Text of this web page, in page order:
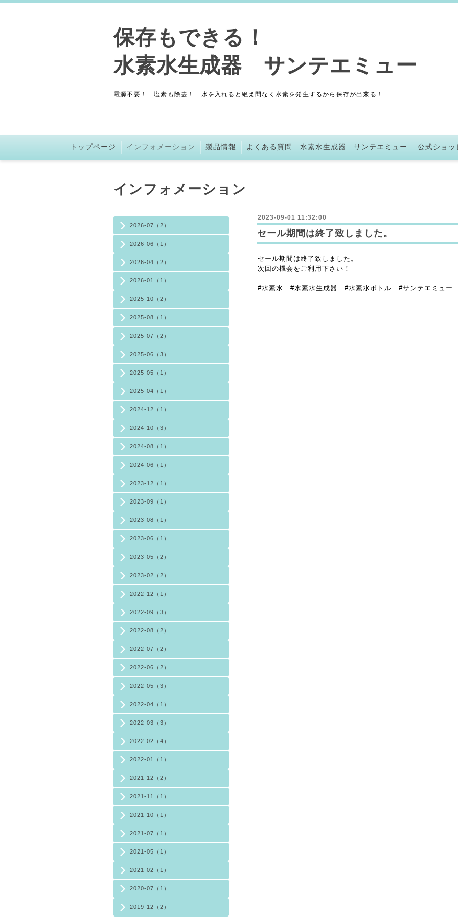
保存もできる！
水素水生成器 サンテエミュー
電源不要！ 塩素も除去！ 水を入れると絶え間なく水素を発生するから保存が出来る！
トップページ インフォメーション 製品情報 よくある質問 水素水生成器 サンテエミュー 公式ショッ
2026-07（2）
2026-06（1）
2026-04（2）
2026-01（1）
2025-10（2）
2025-08（1）
2025-07（2）
2025-06（3）
2025-05（1）
2025-04（1）
2024-12（1）
2024-10（3）
2024-08（1）
2024-06（1）
2023-12（1）
2023-09（1）
2023-08（1）
2023-06（1）
2023-05（2）
2023-02（2）
2022-12（1）
2022-09（3）
2022-08（2）
2022-07（2）
2022-06（2）
2022-05（3）
2022-04（1）
2022-03（3）
2022-02（4）
2022-01（1）
2021-12（2）
2021-11（1）
2021-10（1）
2021-07（1）
2021-05（1）
2021-02（1）
2020-07（1）
2019-12（2）
インフォメーション
2023-09-01 11:32:00
セール期間は終了致しました。
セール期間は終了致しました。
次回の機会をご利用下さい！
#水素水 #水素水生成器 #水素水ボトル #サンテエミュー